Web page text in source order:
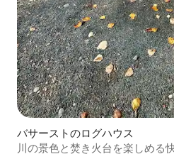
バサーストのログハウス
川の景色と焚き火台を楽しめる